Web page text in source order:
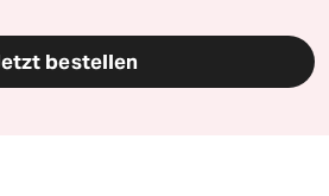
bestellen